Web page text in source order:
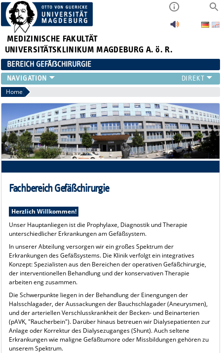
MEDIZINISCHE FAKULTÄT
UNIVERSITÄTSKLINIKUM MAGDEBURG A. ö. R.
BEREICH GEFÄẞCHIRURGIE
TEAM
PATIENTEN
VERANSTALTUNGEN
NEUVANET SAN
Home
Fachbereich Gefäßchirurgie
Herzlich Willkommen!
Unser Hauptanliegen ist die Prophylaxe, Diagnostik und Therapie
unterschiedlicher Erkrankungen am Gefäßsystem.
In unserer Abteilung versorgen wir ein großes Spektrum der
Erkrankungen des Gefäßsystems. Die Klinik verfolgt ein integratives
Konzept: Spezialisten aus den Bereichen der operativen Gefäßchirurgie,
der interventionellen Behandlung und der konservativen Therapie
arbeiten eng zusammen.
Die Schwerpunkte liegen in der Behandlung der Einengungen der
Halsschlagader, der Aussackungen der Bauchschlagader (Aneurysmen),
und der arteriellen Verschlusskrankheit der Becken- und Beinarterien
(pAVK, "Raucherbein"). Darüber hinaus betreuen wir Dialysepatienten zur
Anlage oder Korrektur des Dialysezuganges (Shunt). Auch seltene
Erkrankungen wie maligne Gefäßtumore oder Missbildungen gehören zu
unserem Spektrum.